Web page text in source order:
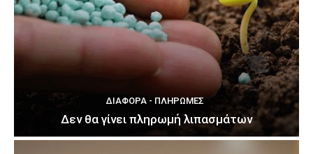
ΔΙΆΦΟΡΑ - ΠΛΗΡΩΜΈΣ
Δεν θα γίνει πληρωμή λιπασμάτων